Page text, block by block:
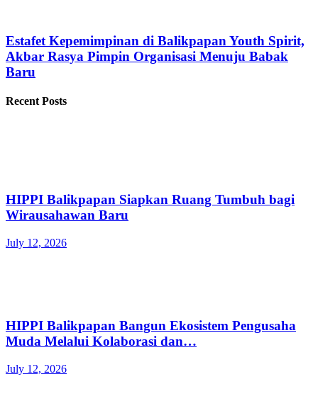
Estafet Kepemimpinan di Balikpapan Youth Spirit,
Akbar Rasya Pimpin Organisasi Menuju Babak
Baru
Recent Posts
HIPPI Balikpapan Siapkan Ruang Tumbuh bagi
Wirausahawan Baru
July 12, 2026
HIPPI Balikpapan Bangun Ekosistem Pengusaha
Muda Melalui Kolaborasi dan…
July 12, 2026